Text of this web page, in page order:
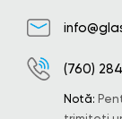
(760)
Notă: